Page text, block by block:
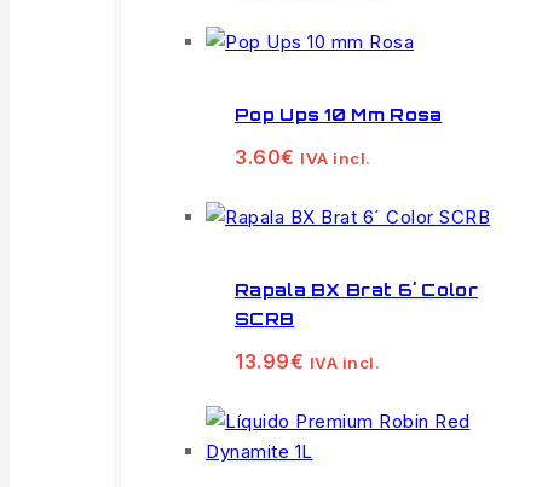
Pop Ups 10 Mm Rosa
3.60€ IVA incl.
Rapala BX Brat 6´ Color
SCRB
13.99€ IVA incl.